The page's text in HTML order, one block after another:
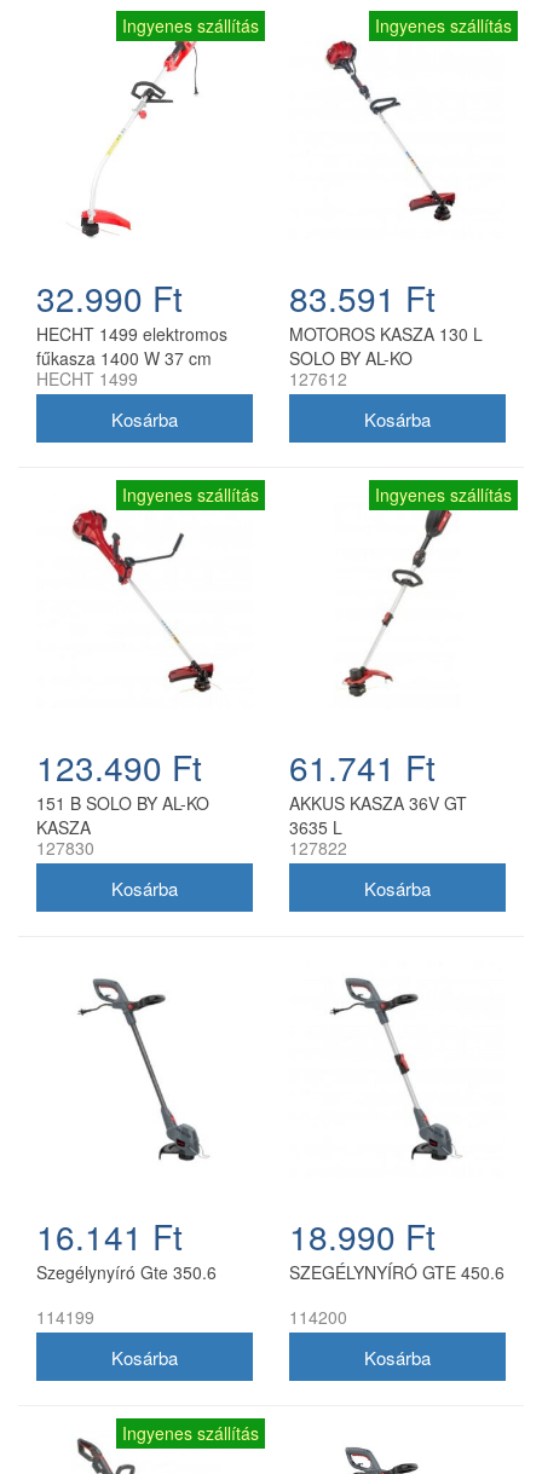
Ingyenes szállítás
32.990 Ft
HECHT 1499 elektromos
fűkasza 1400 W 37 cm
munkaszélességgel
HECHT 1499
Ingyenes szállítás
83.591 Ft
MOTOROS KASZA 130 L
SOLO BY AL-KO
127612
Ingyenes szállítás
123.490 Ft
151 B SOLO BY AL-KO
KASZA
127830
Ingyenes szállítás
61.741 Ft
AKKUS KASZA 36V GT
3635 L
127822
16.141 Ft
Szegélynyíró Gte 350.6
114199
18.990 Ft
SZEGÉLYNYÍRÓ GTE 450.6
114200
Ingyenes szállítás